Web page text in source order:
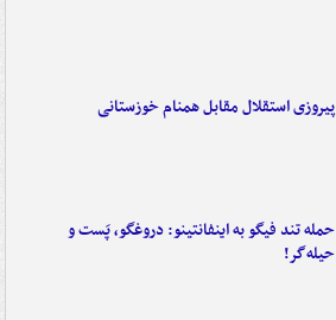
پیروزی استقلال مقابل همنام خوزستانی
حمله تند فیگو به اینفانتینو: دروغگو، پَست‌ و
حیله‌گر!